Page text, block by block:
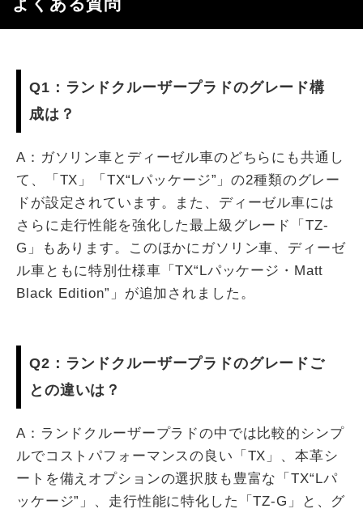
Q1：ランドクルーザープラドのグレード構
成は？
A：ガソリン車とディーゼル車のどちらにも共通し
て、「TX」「TX“Lパッケージ”」の2種類のグレー
ドが設定されています。また、ディーゼル車には
さらに走行性能を強化した最上級グレード「TZ-
G」もあります。このほかにガソリン車、ディーゼ
ル車ともに特別仕様車「TX“Lパッケージ・Matt
Black Edition”」が追加されました。
Q2：ランドクルーザープラドのグレードご
との違いは？
A：ランドクルーザープラドの中では比較的シンプ
ルでコストパフォーマンスの良い「TX」、本革シ
ートを備えオプションの選択肢も豊富な「TX“Lパ
ッケージ”」、走行性能に特化した「TZ-G」と、グ